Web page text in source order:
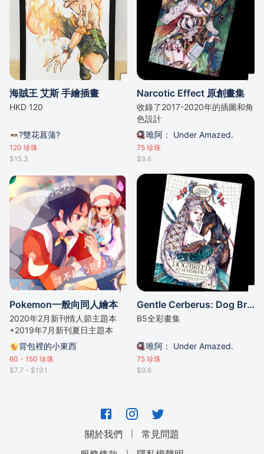
海賊王 艾斯 手繪插畫
HKD 120
?雙花菖蒲?
120 珍珠
$15.3
Narcotic Effect 原創畫集
收錄了2017-2020年的插圖和角
色設計
唯阿： Under Amazed.
75 珍珠
$9.6
Pokemon一般向同人繪本
2020年2月新刊情人節主題本
+2019年7月新刊夏日主題本
背包裡的小東西
60 - 150 珍珠
$7.7 - $19.1
Gentle Cerberus: Dog Breeds Handbook 原創大型狗狗手冊
B5全彩畫集
唯阿： Under Amazed.
75 珍珠
$9.6
關於我們 ｜
常見問題